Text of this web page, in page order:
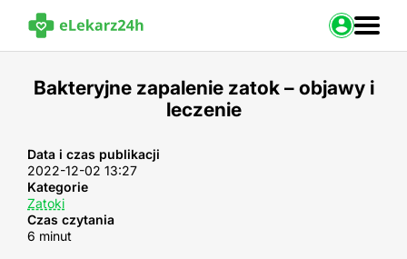
Zaloguj
Bakteryjne zapalenie zatok – objawy i
leczenie
Data i czas publikacji
2022-12-02 13:27
Kategorie
Zatoki
Czas czytania
6 minut